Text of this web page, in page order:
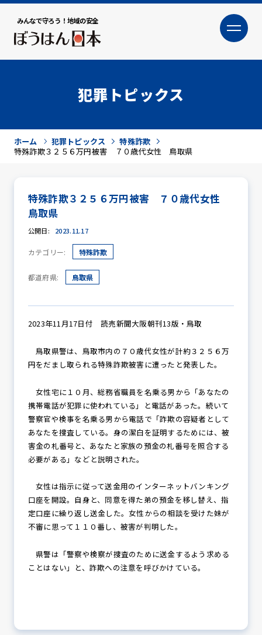
みんなで守ろう！地域の安全
大
防犯活動ニュース
防犯パトロール
防犯セミナー
防犯対策情報
防犯協力会について
犯罪トピックス
ホーム 犯罪トピックス
特殊詐欺
特殊詐欺３２５６万円被害 ７０歳代女性 鳥取県
特殊詐欺３２５６万円被害 ７０歳代女性
鳥取県
公開日: 2023.11.17
カテゴリー: 特殊詐欺
都道府県: 鳥取県
2023年11月17日付 読売新聞大阪朝刊13版・鳥取
鳥取県警は、鳥取市内の７０歳代女性が計約３２５６万
円をだまし取られる特殊詐欺被害に遭ったと発表した。
女性宅に１０月、総務省職員を名乗る男から「あなたの
携帯電話が犯罪に使われている」と電話があった。続いて
警察官や検事を名乗る男から電話で「詐欺の容疑者として
あなたを捜査している。身の潔白を証明するためには、被
害金の札番号と、あなたと家族の預金の札番号を照合する
必要がある」などと説明された。
女性は指示に従って送金用のインターネットバンキング
口座を開設。自身と、同意を得た弟の預金を移し替え、指
定口座に繰り返し送金した。女性からの相談を受けた妹が
不審に思って１１０番し、被害が判明した。
県警は「警察や検察が捜査のために送金するよう求める
ことはない」と、詐欺への注意を呼びかけている。